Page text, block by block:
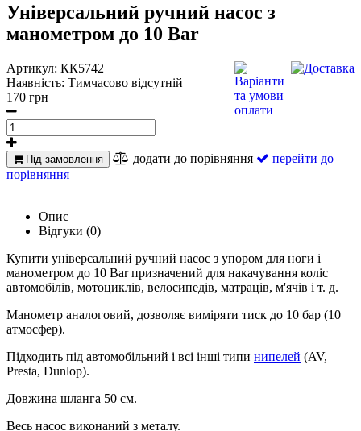
Універсальний ручний насос з
манометром до 10 Bar
Артикул: КК5742
Наявність: Тимчасово відсутній
170 грн
Під замовлення додати до порівняння
перейти до
порівняння
Опис
Відгуки (0)
Купити універсальний ручний насос з упором для ноги і
манометром до 10 Bar призначений для накачування коліс
автомобілів, мотоциклів, велосипедів, матраців, м'ячів і т. д.
Манометр аналоговий, дозволяє виміряти тиск до 10 бар (10
атмосфер).
Підходить під автомобільний і всі інші типи нипелей (AV,
Presta, Dunlop).
Довжина шланга 50 см.
Весь насос виконаний з металу.